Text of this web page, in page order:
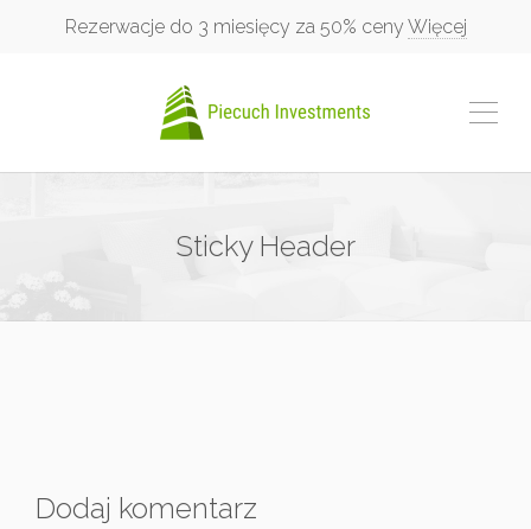
Rezerwacje do 3 miesięcy za 50% ceny Więcej
Sticky Header
Dodaj komentarz